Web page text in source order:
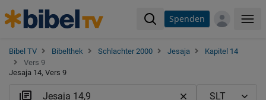
Spenden
Bibel TV Bibelthek Schlachter 2000 Jesaja
Kapitel 14
Vers 9
Jesaja 14, Vers 9